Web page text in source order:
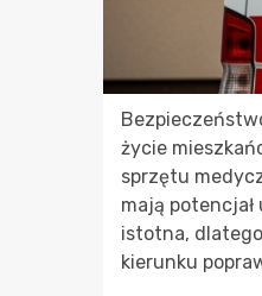
życie
sprzętu
mają
istotna,
kierunku